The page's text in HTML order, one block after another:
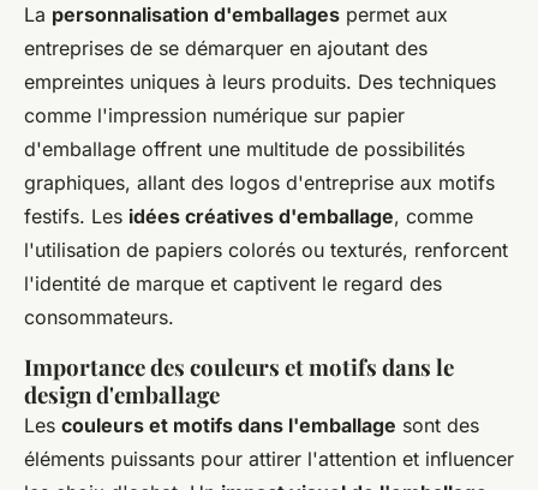
La personnalisation d'emballages permet aux
entreprises de se démarquer en ajoutant des
empreintes uniques à leurs produits. Des techniques
comme l'impression numérique sur papier
d'emballage offrent une multitude de possibilités
graphiques, allant des logos d'entreprise aux motifs
festifs. Les idées créatives d'emballage, comme
l'utilisation de papiers colorés ou texturés, renforcent
l'identité de marque et captivent le regard des
consommateurs.
Importance des couleurs et motifs dans le
design d'emballage
Les couleurs et motifs dans l'emballage sont des
éléments puissants pour attirer l'attention et influencer